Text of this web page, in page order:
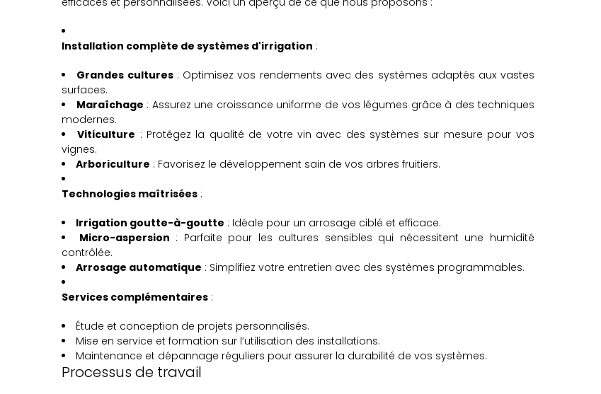
Installation complète de systèmes d'irrigation :
Grandes cultures: Optimisez vos rendements avec des systèmes adaptés aux vastes
surfaces.
Maraîchage : Assurez une croissance uniforme de vos légumes grâce à des techniques
modernes.
Viticulture : Protégez la qualité de votre vin avec des systèmes sur mesure pour vos
vignes.
Arboriculture : Favorisez le développement sain de vos arbres fruitiers.
Technologies maîtrisées :
Irrigation goutte-à-goutte : Idéale pour un arrosage ciblé et efficace.
Micro-aspersion : Parfaite pour les cultures sensibles qui nécessitent une humidité
contrôlée.
Arrosage automatique : Simplifiez votre entretien avec des systèmes programmables.
Services complémentaires :
Étude et conception de projets personnalisés.
Mise en service et formation sur l’utilisation des installations.
Maintenance et dépannage réguliers pour assurer la durabilité de vos systèmes.
Processus de travail